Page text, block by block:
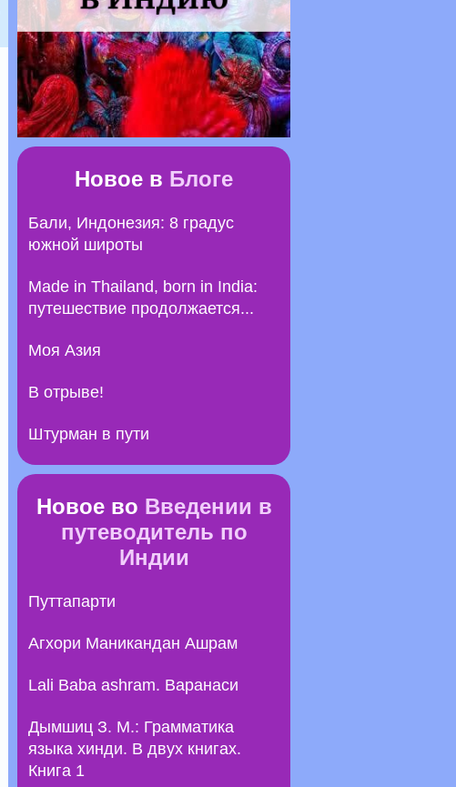
Новое в Блоге
Бали, Индонезия: 8 градус
южной широты
Made in Thailand, born in India:
путешествие продолжается...
Моя Азия
В отрыве!
Штурман в пути
Новое во Введении в
путеводитель по
Индии
Путтапарти
Агхори Маникандан Ашрам
Lali Baba ashram. Варанаси
Дымшиц З. М.: Грамматика
языка хинди. В двух книгах.
Книга 1